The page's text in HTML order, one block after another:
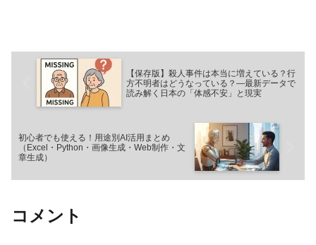
【保存版】殺人事件は本当に増えている？行
方不明者はどうなっている？—最新データで
読み解く日本の「体感不安」と現実
初心者でも使える！用途別AI活用まとめ
（Excel・Python・画像生成・Web制作・文
章生成）
コメント